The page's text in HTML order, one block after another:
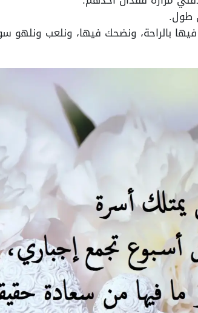
طول.
فيها بالراحة، ونضحك فيها، ونلعب ونلهو